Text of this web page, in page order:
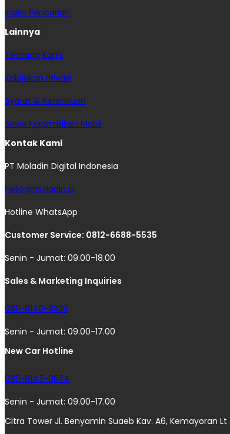
Index Pencarian
Lainnya
Tentang Kami
Kebijakan Privasi
Syarat & Ketentuan
Sewa Kepemilikan Mobil
Kontak Kami
PT Moladin Digital Indonesia
hello@moladin.ai
Hotline WhatsApp
Customer Service: 0812-6688-5535
Senin - Jumat: 09.00-18.00
Sales & Marketing Inquiries
0811-8140-8326
Senin - Jumat: 09.00-17.00
New Car Hotline
0811-8147-0574
Senin - Jumat: 09.00-17.00
Citra Tower Jl. Benyamin Suaeb Kav. A6, Kemayoran